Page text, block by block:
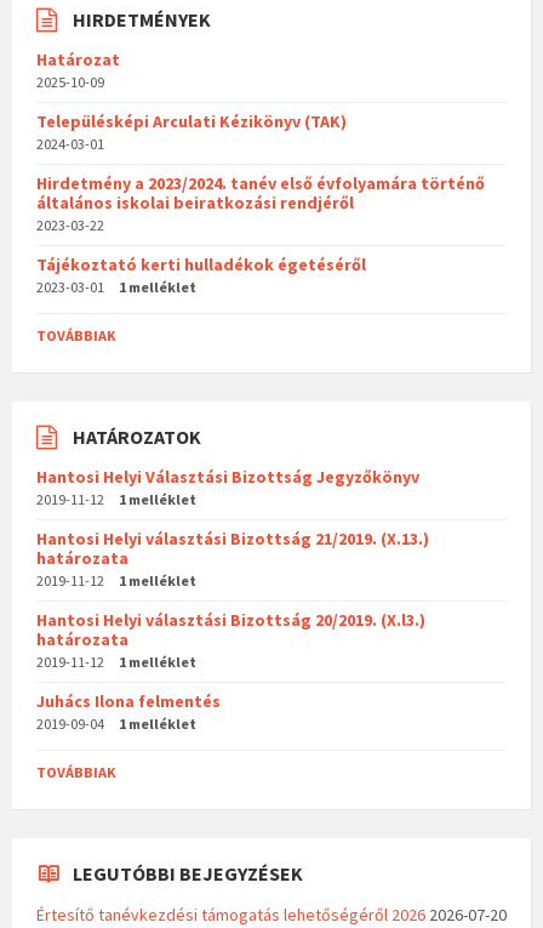
HIRDETMÉNYEK
Határozat
2025-10-09
Településképi Arculati Kézikönyv (TAK)
2024-03-01
Hirdetmény a 2023/2024. tanév első évfolyamára történő
általános iskolai beiratkozási rendjéről
2023-03-22
Tájékoztató kerti hulladékok égetéséről
2023-03-01 1 melléklet
TOVÁBBIAK
HATÁROZATOK
Hantosi Helyi Választási Bizottság Jegyzőkönyv
2019-11-12 1 melléklet
Hantosi Helyi választási Bizottság 21/2019. (X.13.)
határozata
2019-11-12 1 melléklet
Hantosi Helyi választási Bizottság 20/2019. (X.l3.)
határozata
2019-11-12 1 melléklet
Juhács Ilona felmentés
2019-09-04 1 melléklet
TOVÁBBIAK
LEGUTÓBBI BEJEGYZÉSEK
Értesítő tanévkezdési támogatás lehetőségéről 2026 2026-07-20